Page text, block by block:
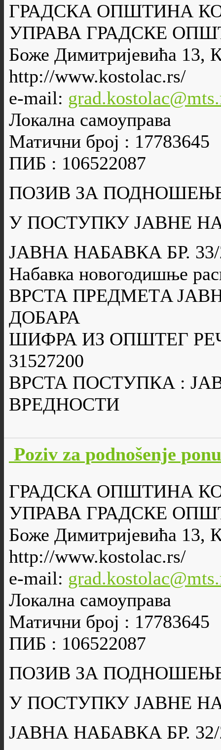
ГРАДСКА ОПШТИНА
УПРАВА ГРАДСКЕ
Боже Димитријевића 13,
http://www.kostolac.rs/
e-mail:
Локална самоуправа
Матични број : 17783645
ПИБ : 106522087
ПОЗИВ ЗА
У ПОСТУПКУ ЈАВНЕ
ЈАВНА НАБАВКА БР. 33/
Набавка новогодишње
ВРСТА ПРЕДМЕТA
ДОБАРА
ШИФРА ИЗ ОПШТЕГ
31527200
ВРСТА ПОСТУПКА :
ВРЕДНОСТИ
Poziv za podnošenje
ГРАДСКА ОПШТИНА
УПРАВА ГРАДСКЕ
Боже Димитријевића 13,
http://www.kostolac.rs/
e-mail:
Локална самоуправа
Матични број : 17783645
ПИБ : 106522087
ПОЗИВ ЗА
У ПОСТУПКУ ЈАВНЕ
ЈАВНА НАБАВКА БР. 32/